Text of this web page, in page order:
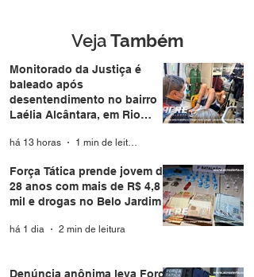
durante casamento
coletivo da Expoacre
VejaTambém
Monitorado da Justiça é
baleado após
desentendimento no bairro
Laélia Alcântara, em Rio
há 13 horas 1 min de leitura
Força Tática prende jovem de
28 anos com mais de R$ 4,8
mil e drogas no Belo Jardim I
há 1 dia 2 min de leitura
Denúncia anônima leva Força